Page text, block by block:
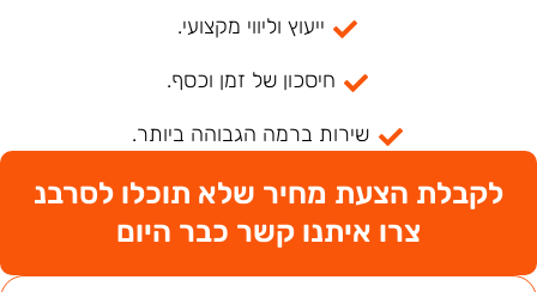
ייעוץ וליווי מקצועי.
חיסכון של זמן וכסף.
שירות ברמה הגבוהה ביותר.
לקבלת הצעת מחיר שלא תוכלו לסרבנ
צרו איתנו קשר כבר היום